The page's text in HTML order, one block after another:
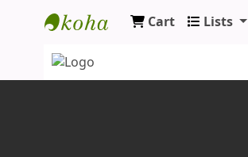
Koha online
Cart Lists